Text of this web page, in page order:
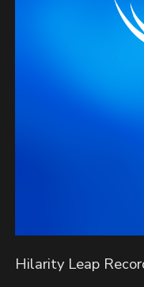
Hilarity Leap